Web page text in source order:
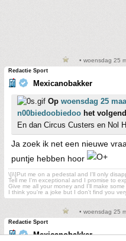
• woensdag 25
Redactie Sport
Mexicanobakker
Op woensdag 25
n00biedoobiedoo het
En dan Circus Custers en Nol
Ja zoek ik net een nieuwe
puntje hebben hoor
\[i\]Put me on a pedestal and I'll only
Tell me I'm exceptional and I promise to
Give me all your money and I'll make
I think you're a joke but I don't find you
• woensdag 25
Redactie Sport
Mexicanobakker